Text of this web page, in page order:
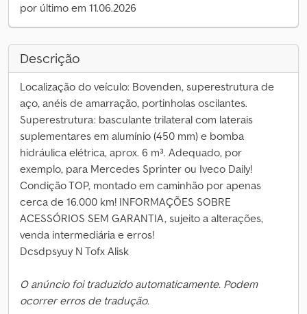
por último em 11.06.2026
Descrição
Localização do veículo: Bovenden, superestrutura de
aço, anéis de amarração, portinholas oscilantes.
Superestrutura: basculante trilateral com laterais
suplementares em alumínio (450 mm) e bomba
hidráulica elétrica, aprox. 6 m³. Adequado, por
exemplo, para Mercedes Sprinter ou Iveco Daily!
Condição TOP, montado em caminhão por apenas
cerca de 16.000 km! INFORMAÇÕES SOBRE
ACESSÓRIOS SEM GARANTIA, sujeito a alterações,
venda intermediária e erros!
Dcsdpsyuy N Tofx Alisk
O anúncio foi traduzido automaticamente. Podem
ocorrer erros de tradução.